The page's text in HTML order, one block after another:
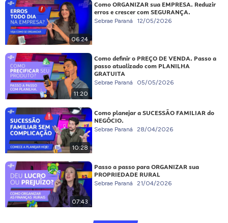
06:24
Como ORGANIZAR sua EMPRESA. Reduzir
erros e crescer com SEGURANÇA.
Sebrae Paraná 12/05/2026
11:20
Como definir o PREÇO DE VENDA. Passo a
passo atualizado com PLANILHA
GRATUITA
Sebrae Paraná 05/05/2026
10:28
Como planejar a SUCESSÃO FAMILIAR do
NEGÓCIO.
Sebrae Paraná 28/04/2026
07:43
Passo a passo para ORGANIZAR sua
PROPRIEDADE RURAL
Sebrae Paraná 21/04/2026